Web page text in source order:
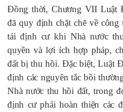
Đồng thời, Chương VII Luật
đã quy định chặt chẽ về
tái định cư khi Nhà nước
quyền và lợi ích hợp pháp,
đất bị thu hồi. Đặc biệt, Luật
định các nguyên tắc bồi
Nhà nước thu hồi đất, trong
định cư phải hoàn thiện các